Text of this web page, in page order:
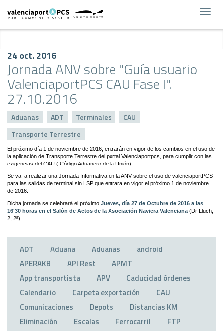
24 oct. 2016
Jornada ANV sobre "Guía usuario
ValenciaportPCS CAU Fase I".
27.10.2016
Aduanas ADT Terminales
CAU
Transporte Terrestre
El próximo día 1 de noviembre de 2016, entrarán en vigor de los cambios en el uso de
la aplicación de Transporte Terrestre del portal Valenciaportpcs, para cumplir con las
exigencias del CAU ( Código Aduanero de la Unión)
Se va a realizar una Jornada Informativa en la ANV sobre el uso de valenciaportPCS
para las salidas de terminal sin LSP que entrara en vigor el próximo 1 de noviembre
de 2016.
Dicha jornada se celebrará el próximo Jueves, día 27 de Octubre de 2016 a las
16'30 horas en el Salón de Actos de la Asociación Naviera Valenciana (Dr Lluch,
2, 2ª)
ADT Aduana Aduanas
android
APERAKB
API Rest
APMT
App transportista
APV
Caducidad órdenes
Calendario
Carpeta exportación
CAU
Comunicaciones
Depots
Distancias KM
Eliminación
Escalas Ferrocarril
FTP